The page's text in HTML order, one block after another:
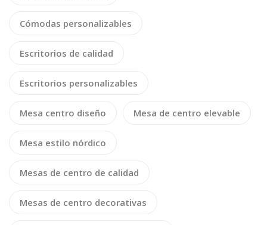
Cómodas personalizables
Escritorios de calidad
Escritorios personalizables
Mesa centro diseño Mesa de centro elevable
Mesa estilo nórdico
Mesas de centro de calidad
Mesas de centro decorativas